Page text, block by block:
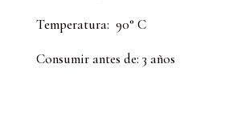
Temperatura: 90° C
Consumir antes de: 3 años